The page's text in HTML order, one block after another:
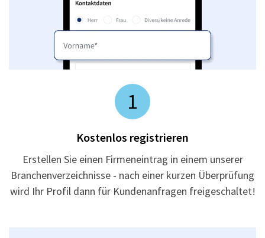
1
Kostenlos registrieren
Erstellen Sie einen Firmeneintrag in einem unserer
Branchenverzeichnisse - nach einer kurzen Überprüfung
wird Ihr Profil dann für Kundenanfragen freigeschaltet!